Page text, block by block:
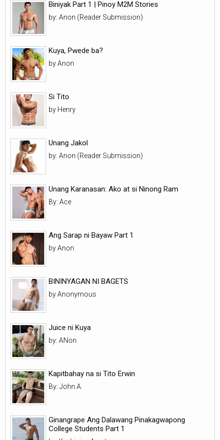
Biniyak Part 1 | Pinoy M2M Stories
by: Anon (Reader Submission)
Kuya, Pwede ba?
by Anon
Si Tito
by Henry
Unang Jakol
by: Anon (Reader Submission)
Unang Karanasan: Ako at si Ninong Ram
By: Ace
Ang Sarap ni Bayaw Part 1
by Anon
BININYAGAN NI BAGETS
by Anonymous
Juice ni Kuya
by: ANon
Kapitbahay na si Tito Erwin
By: John A.
Ginangrape Ang Dalawang Pinakagwapong
College Students Part 1